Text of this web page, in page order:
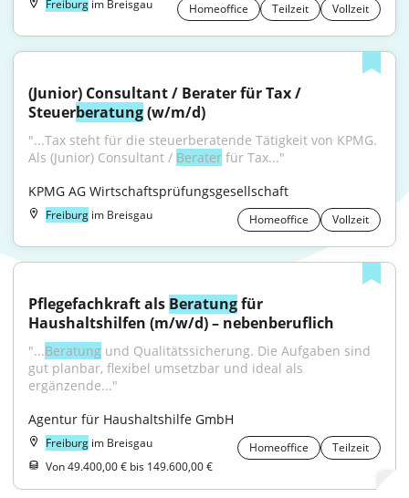
Freiburg im Breisgau Homeoffice Teilzeit Vollzeit
(Junior) Consultant / Berater für Tax /
Steuerberatung (w/m/d)
"...Tax steht für die steuerberatende Tätigkeit von KPMG.
Als (Junior) Consultant / Berater für Tax..."
KPMG AG Wirtschaftsprüfungsgesellschaft
Freiburg im Breisgau Homeoffice Vollzeit
Pflegefachkraft als Beratung für
Haushaltshilfen (m/w/d) – nebenberuflich
"...Beratung und Qualitätssicherung. Die Aufgaben sind
gut planbar, flexibel umsetzbar und ideal als
ergänzende..."
Agentur für Haushaltshilfe GmbH
Freiburg im Breisgau Homeoffice
Teilzeit
Von 49.400,00 € bis 149.600,00 €